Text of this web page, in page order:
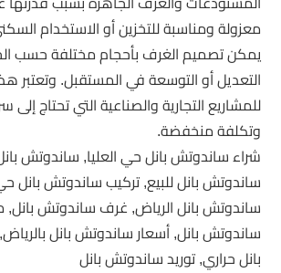
معزولة ومناسبة للتخزين أو الاستخدام
يمكن تصميم الغرف بأحجام مختلفة حسب
التعديل أو التوسعة في المستقبل. وتعتبر
للمشاريع التجارية والصناعية التي تحتاج إلى
وتكلفة منخفضة.
شراء ساندوتش بانل حي العليا, ساندوتش
ساندوتش بانل للبيع, تركيب ساندوتش بانل
ساندوتش بانل الرياض, غرف ساندوتش
ساندوتش بانل, أسعار ساندوتش بانل
بانل حراري, توريد ساندوتش بانل